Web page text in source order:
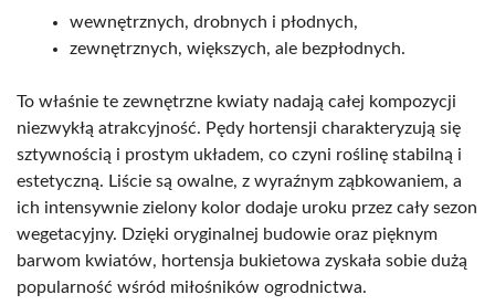
wewnętrznych, drobnych i płodnych,
zewnętrznych, większych, ale bezpłodnych.
To właśnie te zewnętrzne kwiaty nadają całej kompozycji
niezwykłą atrakcyjność. Pędy hortensji charakteryzują się
sztywnością i prostym układem, co czyni roślinę stabilną i
estetyczną. Liście są owalne, z wyraźnym ząbkowaniem, a
ich intensywnie zielony kolor dodaje uroku przez cały sezon
wegetacyjny. Dzięki oryginalnej budowie oraz pięknym
barwom kwiatów, hortensja bukietowa zyskała sobie dużą
popularność wśród miłośników ogrodnictwa.